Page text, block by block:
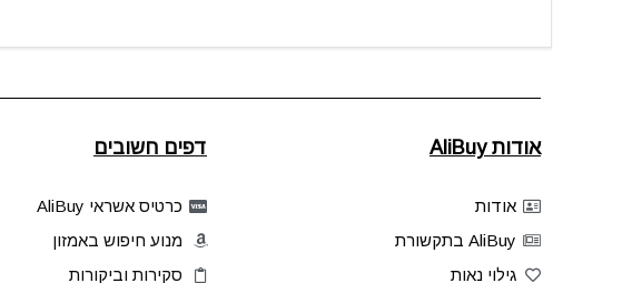
אודות AliBuy
אודות
AliBuy בתקשורת
גילוי נאות
דפים חשובים
כרטיס אשראי AliBuy
מנוע חיפוש באמזון
סקירות וביקורות